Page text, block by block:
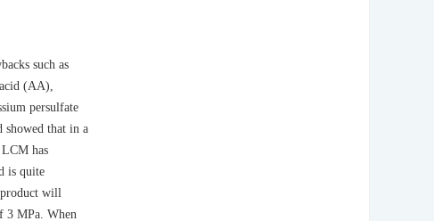
such as
(AA),
persulfate
showed that in a
has
is quite
will
3 MPa. When